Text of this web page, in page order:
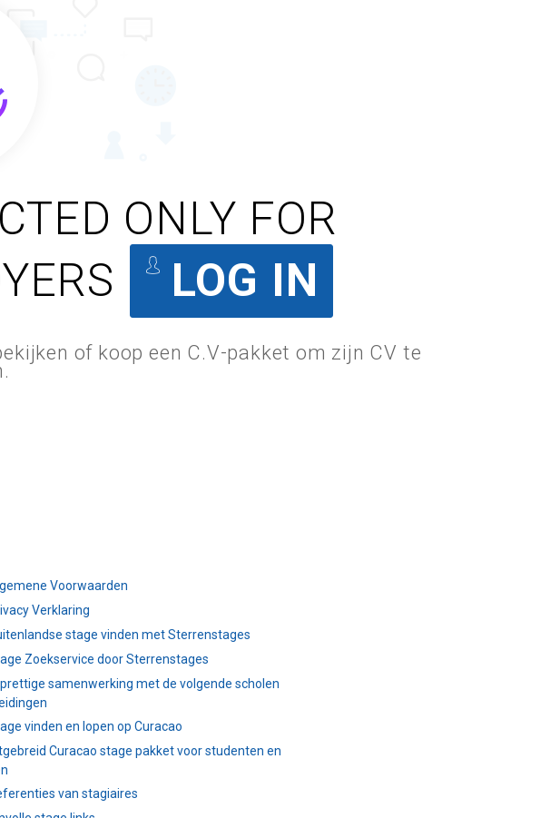
ONLY FOR
LOG IN
of koop een C.V-pakket om zijn CV te
Voorwaarden
Verklaring
stage vinden met Sterrenstages
Zoekservice door Sterrenstages
prettige samenwerking met de volgende scholen
vinden en lopen op Curacao
Curacao stage pakket voor studenten en
van stagiaires